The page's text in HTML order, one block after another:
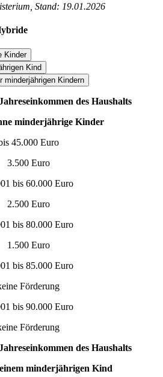
Stand: 19.01.2026
Kinder
Kind
minderjährigen Kindern
des Haushalts
minderjährige Kinder
45.000 Euro
3.500 Euro
bis 60.000 Euro
2.500 Euro
bis 80.000 Euro
1.500 Euro
bis 85.000 Euro
Förderung
bis 90.000 Euro
Förderung
des Haushalts
minderjährigen Kind